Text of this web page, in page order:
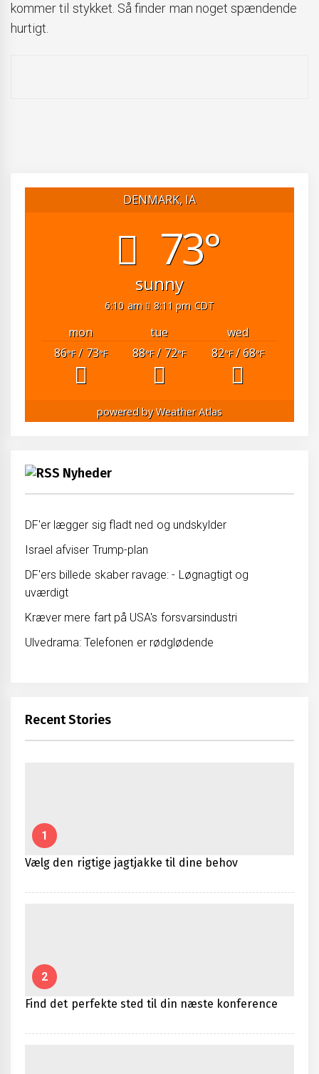
kommer til stykket. Så finder man noget spændende
hurtigt.
DENMARK, IA
73°
sunny
6:10 am 8:11 pm CDT
mon tue
wed
86°F/ 73°F 88°F/ 72°F 82°F/ 68°F
powered byWeather Atlas
Nyheder
DF'er lægger sig fladt ned og undskylder
Israel afviser Trump-plan
DF'ers billede skaber ravage: - Løgnagtigt og
uværdigt
Kræver mere fart på USA's forsvarsindustri
Ulvedrama: Telefonen er rødglødende
Recent Stories
1
Vælg den rigtige jagtjakke til dine behov
2
Find det perfekte sted til din næste konference